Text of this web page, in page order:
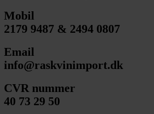
Mobil
2179 9487 & 2494 0807
Email
info@raskvinimport.dk
CVR nummer
40 73 29 50